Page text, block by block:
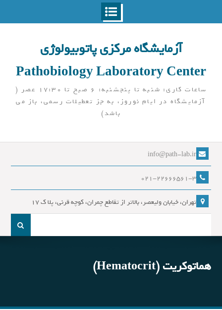
آزمایشگاه مرکزی پاتوبیولوژی
Pathobiology Laboratory Center
ساعات کاری: شنبه تا پنجشنبه: 6 صبح تا 17:30 عصر (
آزمایشگاه در ایام نوروز، به جز تعطیلات رسمی، باز می
باشد)
info@path-lab.ir
021-22666561-3
تهران، خیابان ولیعصر، بالاتر از تقاطع چمران، کوچه قرنی، پلا ک 17
جست
هماتوکریت (Hematocrit)